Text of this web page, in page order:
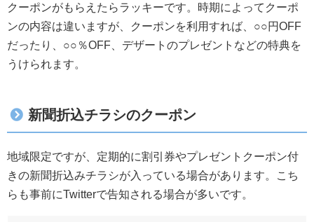
クーポンがもらえたらラッキーです。時期によってクーポ
ンの内容は違いますが、クーポンを利用すれば、○○円OFF
だったり、○○％OFF、デザートのプレゼントなどの特典を
うけられます。
新聞折込チラシのクーポン
地域限定ですが、定期的に割引券やプレゼントクーポン付
きの新聞折込みチラシが入っている場合があります。こち
らも事前にTwitterで告知される場合が多いです。